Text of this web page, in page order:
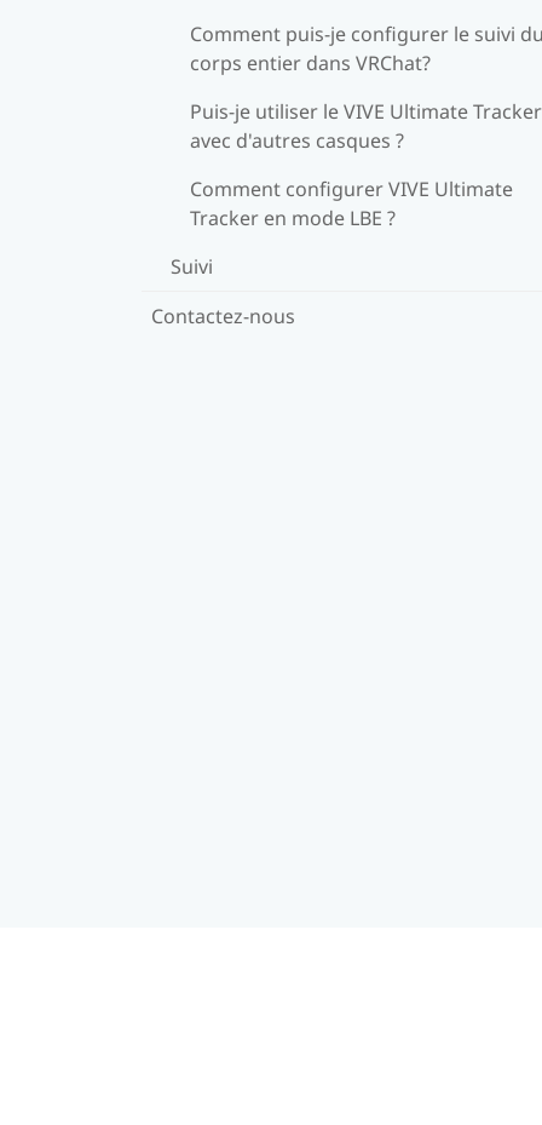
Comment puis-je configurer le suivi
corps entier dans VRChat?
Puis-je utiliser le VIVE Ultimate Tracker
avec d'autres casques ?
Comment configurer VIVE Ultimate
Tracker en mode LBE ?
Suivi
Contactez-nous